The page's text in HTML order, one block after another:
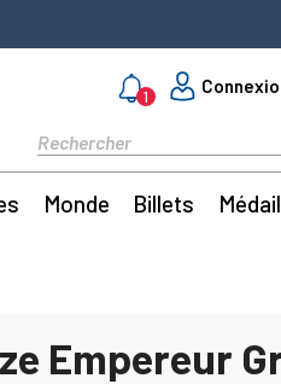
1
Monde Billets
Empereur